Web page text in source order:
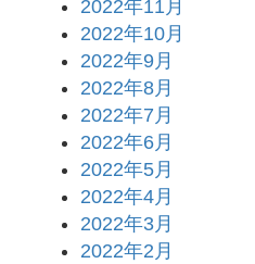
2022年11月
2022年10月
2022年9月
2022年8月
2022年7月
2022年6月
2022年5月
2022年4月
2022年3月
2022年2月